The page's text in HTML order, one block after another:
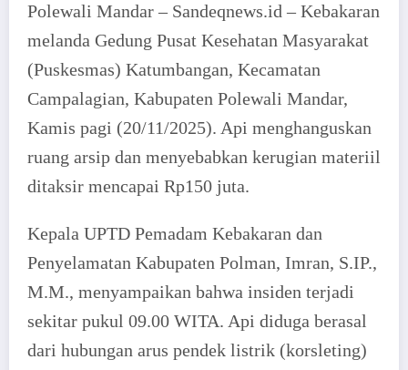
Polewali Mandar – Sandeqnews.id – Kebakaran
melanda Gedung Pusat Kesehatan Masyarakat
(Puskesmas) Katumbangan, Kecamatan
Campalagian, Kabupaten Polewali Mandar,
Kamis pagi (20/11/2025). Api menghanguskan
ruang arsip dan menyebabkan kerugian materiil
ditaksir mencapai Rp150 juta.
Kepala UPTD Pemadam Kebakaran dan
Penyelamatan Kabupaten Polman, Imran, S.IP.,
M.M., menyampaikan bahwa insiden terjadi
sekitar pukul 09.00 WITA. Api diduga berasal
dari hubungan arus pendek listrik (korsleting)